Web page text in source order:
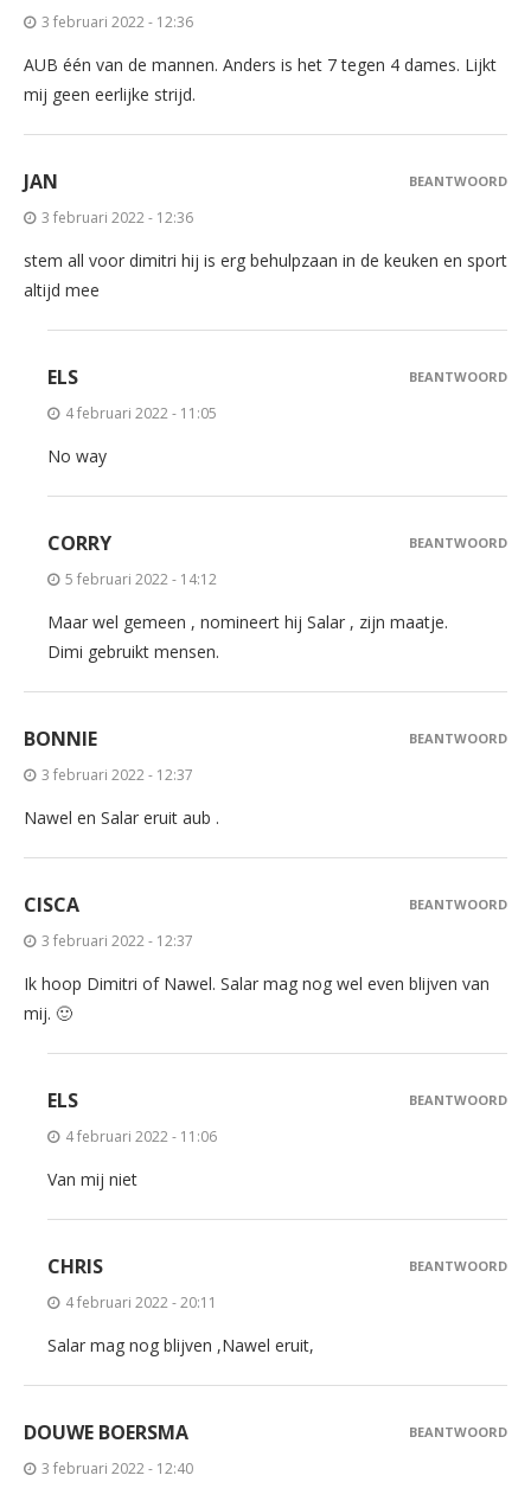
3 februari 2022 - 12:36
AUB één van de mannen. Anders is het 7 tegen 4 dames. Lijkt
mij geen eerlijke strijd.
JAN
3 februari 2022 - 12:36
stem all voor dimitri hij is erg behulpzaan in de keuken en sport
altijd mee
BEANTWOORD
ELS
4 februari 2022 - 11:05
No way
BEANTWOORD
CORRY
5 februari 2022 - 14:12
Maar wel gemeen , nomineert hij Salar , zijn maatje.
Dimi gebruikt mensen.
BEANTWOORD
BONNIE
3 februari 2022 - 12:37
Nawel en Salar eruit aub .
BEANTWOORD
CISCA
3 februari 2022 - 12:37
Ik hoop Dimitri of Nawel. Salar mag nog wel even blijven van
mij. 🙂
BEANTWOORD
ELS
4 februari 2022 - 11:06
Van mij niet
BEANTWOORD
CHRIS
4 februari 2022 - 20:11
Salar mag nog blijven ,Nawel eruit,
BEANTWOORD
DOUWE BOERSMA
3 februari 2022 - 12:40
BEANTWOORD